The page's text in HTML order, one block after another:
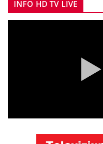
INFO HD TV LIVE